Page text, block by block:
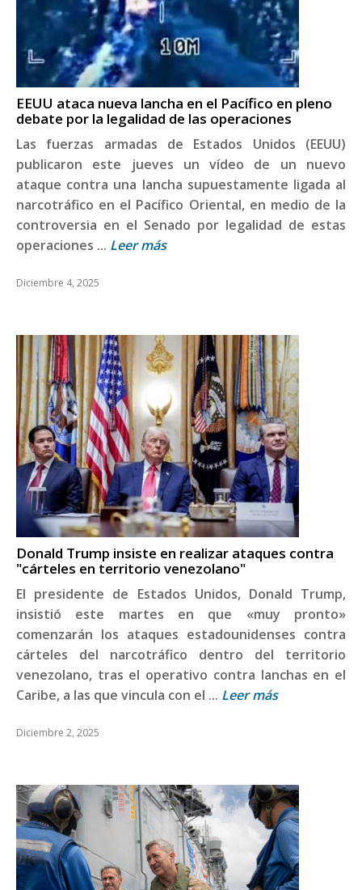
EEUU ataca nueva lancha en el Pacífico en pleno
debate por la legalidad de las operaciones
Las fuerzas armadas de Estados Unidos (EEUU)
publicaron este jueves un vídeo de un nuevo
ataque contra una lancha supuestamente ligada al
narcotráfico en el Pacífico Oriental, en medio de la
controversia en el Senado por legalidad de estas
operaciones ... Leer más
Diciembre 4, 2025
Donald Trump insiste en realizar ataques contra
"cárteles en territorio venezolano"
El presidente de Estados Unidos, Donald Trump,
insistió este martes en que «muy pronto»
comenzarán los ataques estadounidenses contra
cárteles del narcotráfico dentro del territorio
venezolano, tras el operativo contra lanchas en el
Caribe, a las que vincula con el ... Leer más
Diciembre 2, 2025